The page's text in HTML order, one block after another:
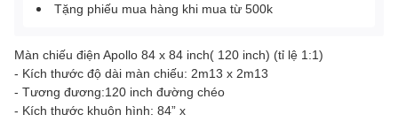
Tặng phiếu mua hàng khi mua từ 500k
Màn chiếu điện Apollo 84 x 84 inch( 120 inch) (tỉ lệ 1:1)
- Kích thước độ dài màn chiếu: 2m13 x 2m13
- Tương đương:120 inch đường chéo
- Kích thước khuôn hình: 84” x